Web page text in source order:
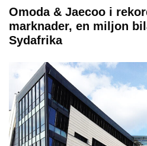
Omoda & Jaecoo i
marknader, en miljon
Sydafrika